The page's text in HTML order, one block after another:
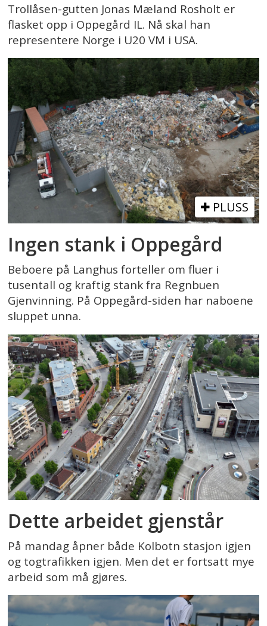
Trollåsen-gutten Jonas Mæland Rosholt er
flasket opp i Oppegård IL. Nå skal han
representere Norge i U20 VM i USA.
PLUSS
Ingen stank i Oppegård
Beboere på Langhus forteller om fluer i
tusentall og kraftig stank fra Regnbuen
Gjenvinning. På Oppegård-siden har naboene
sluppet unna.
Dette arbeidet gjenstår
På mandag åpner både Kolbotn stasjon igjen
og togtrafikken igjen. Men det er fortsatt mye
arbeid som må gjøres.